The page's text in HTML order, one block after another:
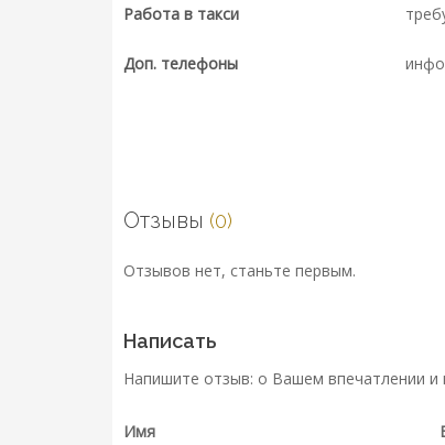
Работа в такси
Доп. телефоны
Отзывы (0)
Отзывов нет, станьте первым.
Написать
Напишите отзыв: о Вашем впечатлении и
Имя